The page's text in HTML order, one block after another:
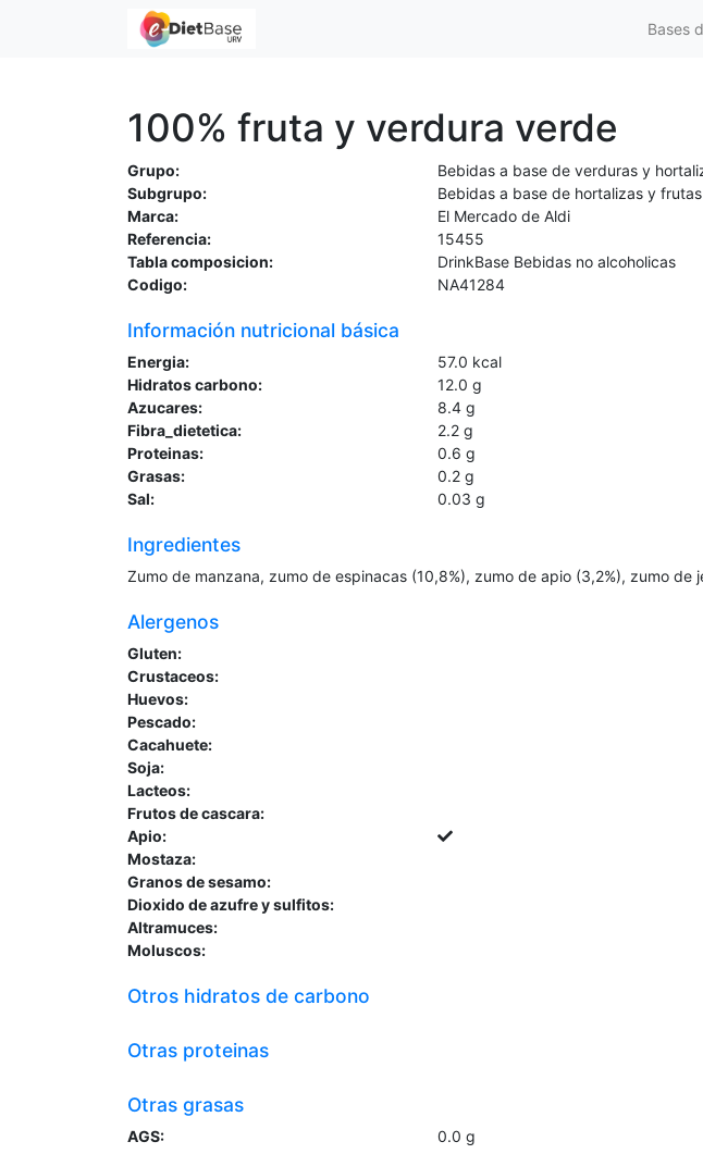
Bases
100% fruta y verdura verde
Grupo:
Bebidas a base de verduras y
Subgrupo:
Bebidas a base de hortalizas y frutas
Marca:
El Mercado de Aldi
Referencia:
15455
Tabla composicion:
DrinkBase Bebidas no alcoholicas
Codigo:
NA41284
Información nutricional básica
Energia: 57.0 kcal
Hidratos carbono:
12.0 g
Azucares:
8.4 g
Fibra_dietetica:
2.2 g
Proteinas:
0.6 g
Grasas:
0.2 g
Sal:
0.03 g
Ingredientes
Zumo de manzana, zumo de espinacas (10,8%), zumo de apio (3,2%), zumo de
Alergenos
Gluten:
Crustaceos:
Huevos:
Pescado:
Cacahuete:
Soja:
Lacteos:
Frutos de cascara:
Apio:
Mostaza:
Granos de sesamo:
Dioxido de azufre y sulfitos:
Altramuces:
Moluscos:
Otros hidratos de carbono
Otras proteinas
Otras grasas
AGS: 0.0 g